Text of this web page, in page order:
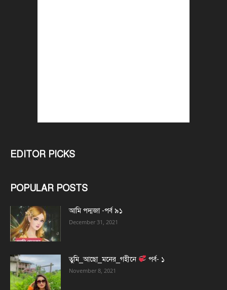
EDITOR PICKS
POPULAR POSTS
আমি পদ্মজা -পর্ব ৯১
December 31, 2021
তুমি_আছো_মনের_গহীনে পর্ব- ১
November 8, 2021